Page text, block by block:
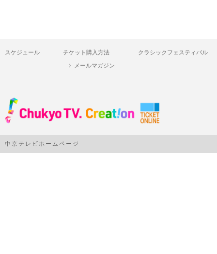
スケジュール
チケット購入方法
メールマガジン
クラシックフェスティバル
中京テレビホームページ